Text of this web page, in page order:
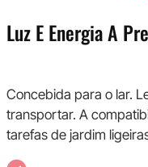
Luz E Energia A
Concebida para o lar.
transportar. A
tarefas de jardim